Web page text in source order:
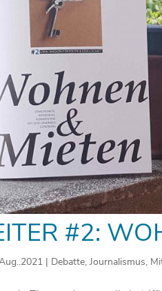
#2:
| Debatte,Journalismus,